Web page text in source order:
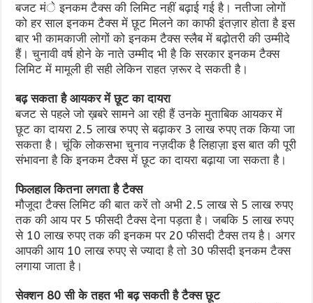
बजट मंे इनकम टैक्स की लिमिट नहीं बढ़ाई गई है। नतीजा लोगों
को हर साल इनकम टैक्स में छूट मिलने का काफी इंतज़ार होता है इस
बार भी कामकाजी लोगों को इनकम टैक्स स्लैब में बढ़ोतरी की उम्मीदे
हैं। चुनावी वर्ष होने के नाते उम्मीद भी है कि सरकार इनकम टैक्स
लिमिट में मामूली ही सही लेकिन राहत ज़रूर दे सकती है।
बढ़ सकता है आयकर में छूट का दायरा
बजट से पहले जो ख़बरे सामने आ रही हैं उनके मुताबिक आयकर में
छूट का दायरा 2.5 लाख रुपए से बढ़ाकर 3 लाख रुपए तक किया जा
सकता है। चूंकि लोकसभा चुनाव नज़दीक है लिहाज़ा इस बात की पूरी
संभावना है कि इनकम टैक्स में छूट का दायरा बढ़ाया जा सकता है।
फिलहाल कितना लगता है टैक्स
मौजूदा टैक्स लिमिट की बात करें तो अभी 2.5 लाख से 5 लाख रुपए
तक की आय पर 5 फीसदी टैक्स देना पड़ता है। जबकि 5 लाख रुपए
से 10 लाख रुपए तक की इनकम पर 20 फीसदी टैक्स तय है। अगर
आपकी आय 10 लाख रुपए से ज्यादा है तो 30 फीसदी इनकम टैक्स
लगाया जाता है।
सेक्शन 80 सी के तहत भी बढ़ सकती है टैक्स छूट